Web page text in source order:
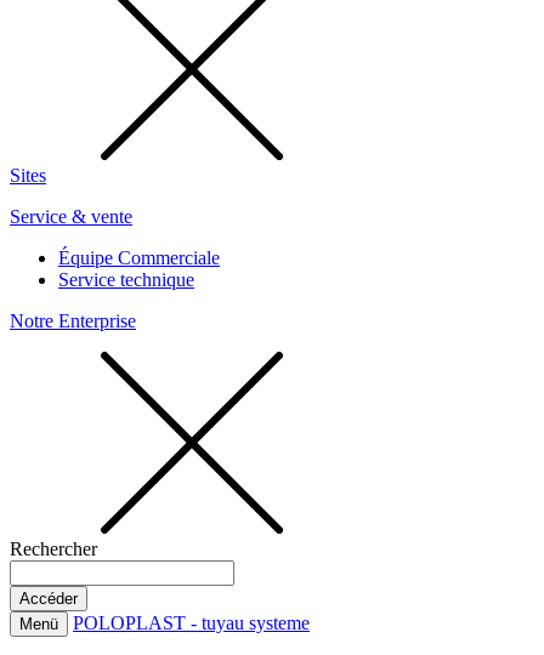
Sites
Service & vente
Équipe Commerciale
Service technique
Notre Enterprise
Rechercher
Menü POLOPLAST - tuyau systeme